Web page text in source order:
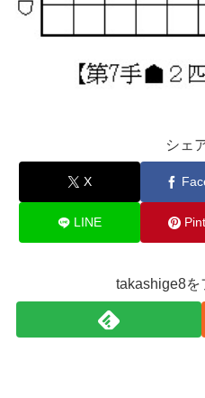
シェ
X
LINE
takashige8を